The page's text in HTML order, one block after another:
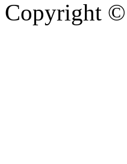
Copyright